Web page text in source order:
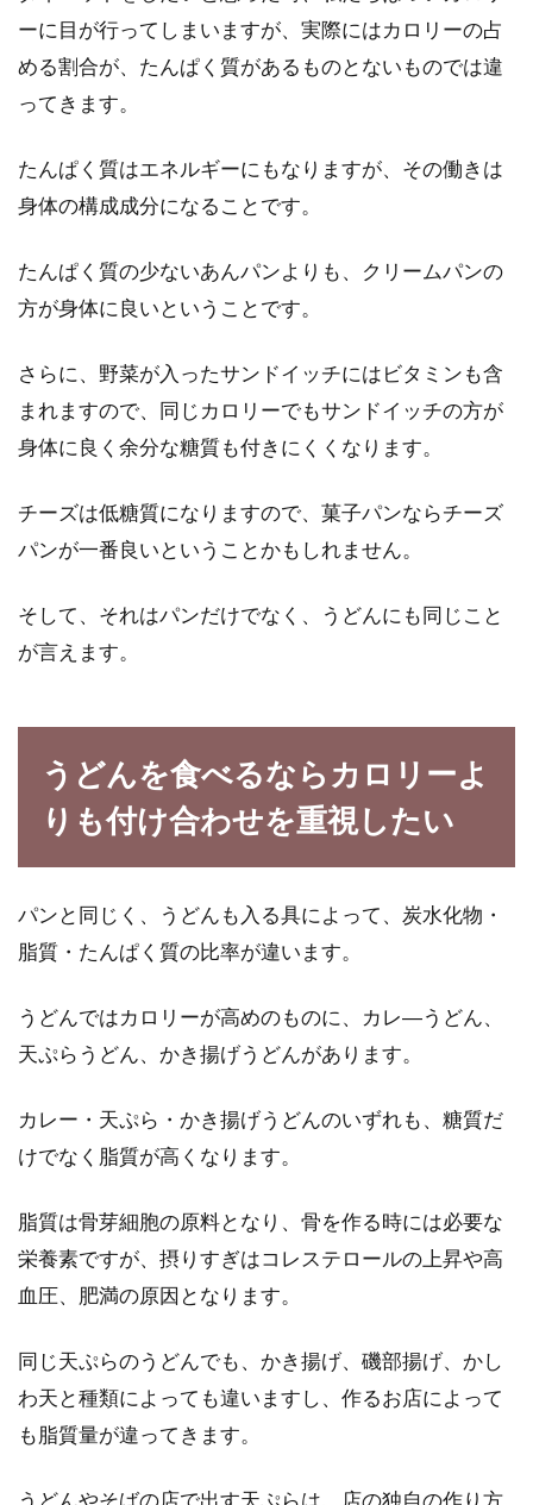
ーに目が行ってしまいますが、実際にはカロリーの占
める割合が、たんぱく質があるものとないものでは違
ってきます。
たんぱく質はエネルギーにもなりますが、その働きは
身体の構成成分になることです。
たんぱく質の少ないあんパンよりも、クリームパンの
方が身体に良いということです。
さらに、野菜が入ったサンドイッチにはビタミンも含
まれますので、同じカロリーでもサンドイッチの方が
身体に良く余分な糖質も付きにくくなります。
チーズは低糖質になりますので、菓子パンならチーズ
パンが一番良いということかもしれません。
そして、それはパンだけでなく、うどんにも同じこと
が言えます。
うどんを食べるならカロリーよ
りも付け合わせを重視したい
パンと同じく、うどんも入る具によって、炭水化物・
脂質・たんぱく質の比率が違います。
うどんではカロリーが高めのものに、カレ―うどん、
天ぷらうどん、かき揚げうどんがあります。
カレー・天ぷら・かき揚げうどんのいずれも、糖質だ
けでなく脂質が高くなります。
脂質は骨芽細胞の原料となり、骨を作る時には必要な
栄養素ですが、摂りすぎはコレステロールの上昇や高
血圧、肥満の原因となります。
同じ天ぷらのうどんでも、かき揚げ、磯部揚げ、かし
わ天と種類によっても違いますし、作るお店によって
も脂質量が違ってきます。
うどんやそばの店で出す天ぷらは、店の独自の作り方